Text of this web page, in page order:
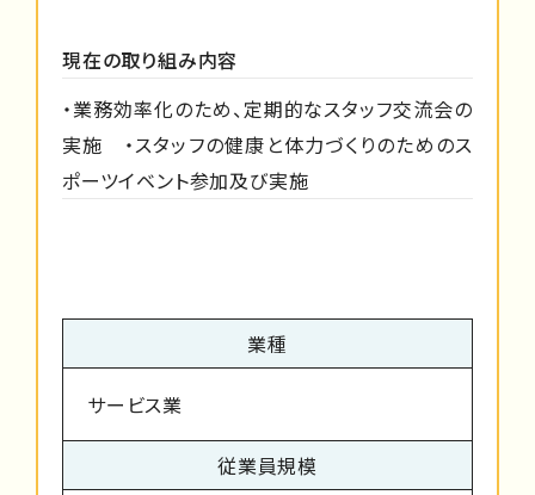
現在の取り組み内容
・業務効率化のため、定期的なスタッフ交流会の
実施 ・スタッフの健康と体力づくりのためのス
ポーツイベント参加及び実施
業種
サービス業
従業員規模